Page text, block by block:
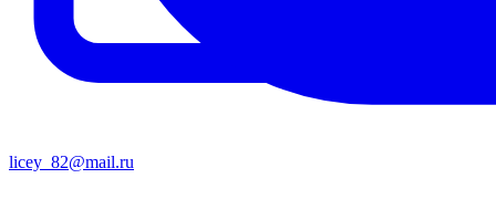
licey_82@mail.ru